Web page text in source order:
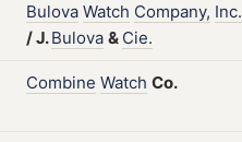
Bulova Watch Company, Inc.
/J.Bulova & Cie.
Combine Watch Co.